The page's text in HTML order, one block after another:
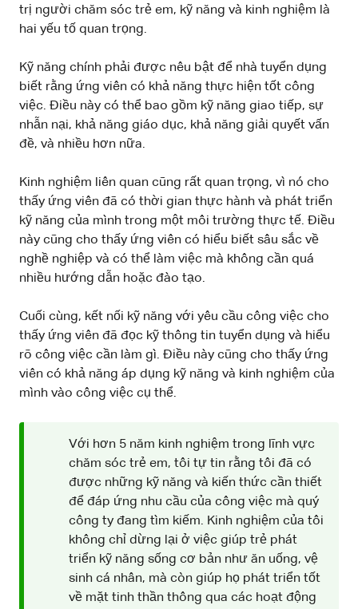
trị người chăm sóc trẻ em, kỹ năng và kinh nghiệm là
hai yếu tố quan trọng.
Kỹ năng chính phải được nêu bật để nhà tuyển dụng
biết rằng ứng viên có khả năng thực hiện tốt công
việc. Điều này có thể bao gồm kỹ năng giao tiếp, sự
nhẫn nại, khả năng giáo dục, khả năng giải quyết vấn
đề, và nhiều hơn nữa.
Kinh nghiệm liên quan cũng rất quan trọng, vì nó cho
thấy ứng viên đã có thời gian thực hành và phát triển
kỹ năng của mình trong một môi trường thực tế. Điều
này cũng cho thấy ứng viên có hiểu biết sâu sắc về
nghề nghiệp và có thể làm việc mà không cần quá
nhiều hướng dẫn hoặc đào tạo.
Cuối cùng, kết nối kỹ năng với yêu cầu công việc cho
thấy ứng viên đã đọc kỹ thông tin tuyển dụng và hiểu
rõ công việc cần làm gì. Điều này cũng cho thấy ứng
viên có khả năng áp dụng kỹ năng và kinh nghiệm của
mình vào công việc cụ thể.
Với hơn 5 năm kinh nghiệm trong lĩnh vực
chăm sóc trẻ em, tôi tự tin rằng tôi đã có
được những kỹ năng và kiến thức cần thiết
để đáp ứng nhu cầu của công việc mà quý
công ty đang tìm kiếm. Kinh nghiệm của tôi
không chỉ dừng lại ở việc giúp trẻ phát
triển kỹ năng sống cơ bản như ăn uống, vệ
sinh cá nhân, mà còn giúp họ phát triển tốt
về mặt tinh thần thông qua các hoạt động